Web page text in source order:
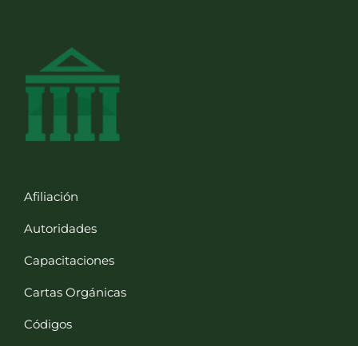
Afiliación
Autoridades
Capacitaciones
Cartas Orgánicas
Códigos